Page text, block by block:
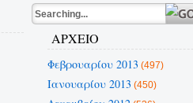
ΑΡΧΕΙΟ
Φεβρουαρίου 2013 (497)
Ιανουαρίου 2013 (450)